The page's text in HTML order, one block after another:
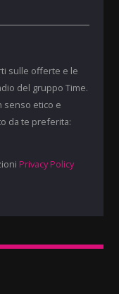
sulle offerte e le
del gruppo Time.
senso etico e
da te preferita:
Privacy Policy